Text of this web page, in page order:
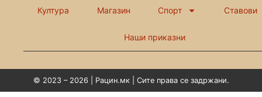
Култура Магазин Спорт Ставови
Наши приказни
© 2023 – 2026 | Рацин.мк | Сите права се задржани.